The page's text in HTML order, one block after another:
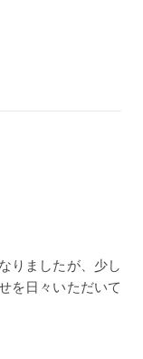
りましたが、少し
を日々いただいて